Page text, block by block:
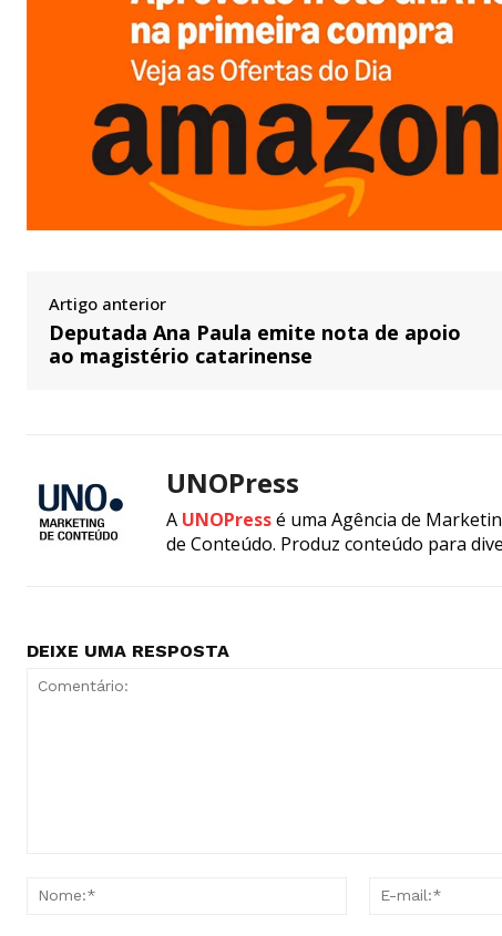
Artigo anterior
Deputada Ana Paula emite nota de apoio
ao magistério catarinense
UNOPress
A UNOPressé uma Agência de
de Conteúdo. Produz conteúdo para
DEIXE UMA RESPOSTA
Nome:*